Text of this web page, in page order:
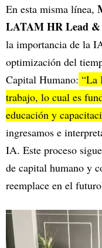
En esta misma línea,
LATAM HR Lead &
la importancia de la
optimización del
Capital Humano: “La
trabajo, lo cual es
educación y
ingresamos e
IA. Este proceso
de capital humano y
reemplace en el